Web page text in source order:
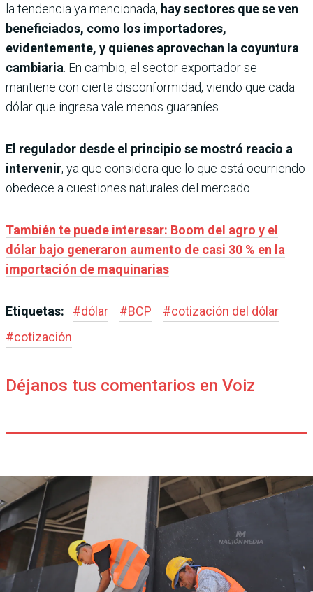
la tendencia ya mencionada, hay sectores que se ven
beneficiados, como los importadores,
evidentemente, y quienes aprovechan la coyuntura
cambiaria . En cambio, el sector exportador se
mantiene con cierta disconformidad, viendo que cada
dólar que ingresa vale menos guaraníes.
El regulador desde el principio se mostró reacio a
intervenir, ya que considera que lo que está ocurriendo
obedece a cuestiones naturales del mercado.
También te puede interesar: Boom del agro y el
dólar bajo generaron aumento de casi 30 % en la
importación de maquinarias
Etiquetas: #dólar #BCP #cotización del dólar
#cotización
Déjanos tus comentarios en Voiz